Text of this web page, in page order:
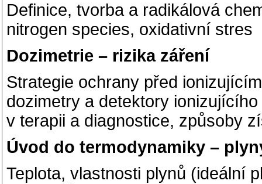
Definice, tvorba a radikálová
nitrogen species, oxidativní stres
Dozimetrie – rizika záření
Strategie ochrany před
dozimetry a detektory
v terapii a diagnostice, způsoby
Úvod do termodynamiky –
Teplota, vlastnosti plynů (ideální